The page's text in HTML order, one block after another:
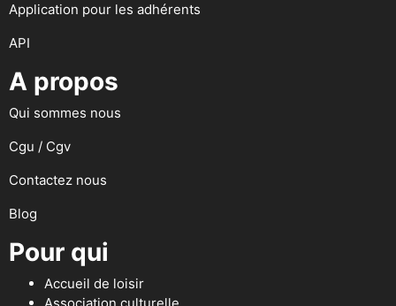
Application pour les adhérents
API
A propos
Qui sommes nous
Cgu / Cgv
Contactez nous
Blog
Pour qui
Accueil de loisir